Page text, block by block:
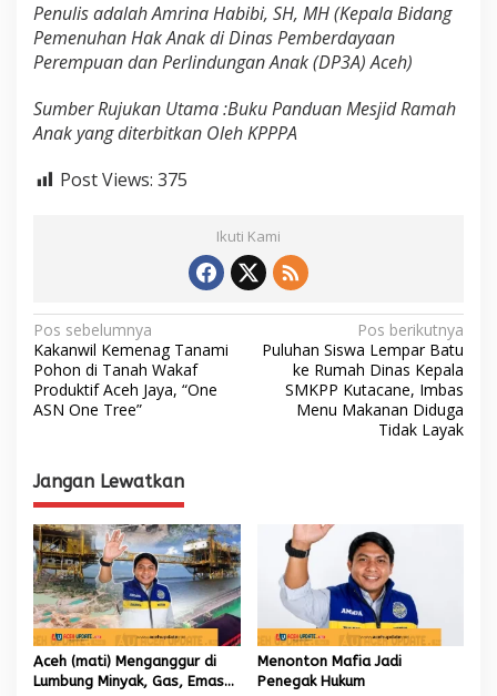
Penulis adalah Amrina Habibi, SH, MH (Kepala Bidang
Pemenuhan Hak Anak di Dinas Pemberdayaan
Perempuan dan Perlindungan Anak (DP3A) Aceh)
Sumber Rujukan Utama :Buku Panduan Mesjid Ramah
Anak yang diterbitkan Oleh KPPPA
Post Views: 375
Ikuti Kami
N
a
v
a
s
i
p
o
s
Pos sebelumnya
Kakanwil Kemenag Tanami
Pohon di Tanah Wakaf
Produktif Aceh Jaya, “One
ASN One Tree”
Pos berikutnya
Puluhan Siswa Lempar Batu
ke Rumah Dinas Kepala
SMKPP Kutacane, Imbas
Menu Makanan Diduga
Tidak Layak
Jangan Lewatkan
Aceh (mati) Menganggur di
Lumbung Minyak, Gas, Emas
Menonton Mafia Jadi
Penegak Hukum